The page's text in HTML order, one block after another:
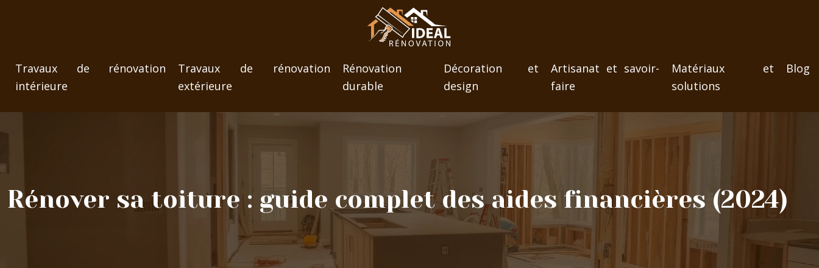
Travaux de rénovation
intérieure
Travaux de rénovation
extérieure
Rénovation
durable
Décoration et
design
Artisanat et savoir-
faire
Matériaux et
solutions
Blog
Rénover sa toiture : guide complet des aides financières (2024)